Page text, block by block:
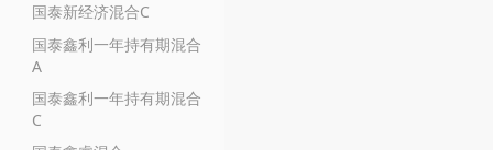
国泰新经济混合C
国泰鑫利一年持有期混合
A
国泰鑫利一年持有期混合
C